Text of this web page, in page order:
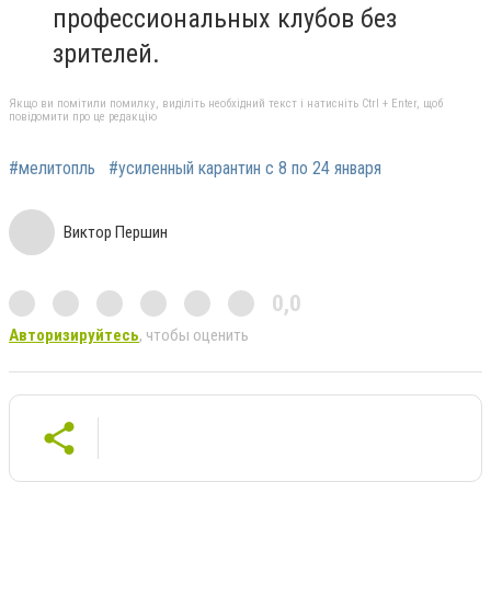
профессиональных клубов без
зрителей.
Якщо ви помітили помилку, виділіть необхідний текст і натисніть Ctrl + Enter, щоб
повідомити про це редакцію
#мелитопль #усиленный карантин с 8 по 24 января
Виктор Першин
0,0
Авторизируйтесь, чтобы оценить